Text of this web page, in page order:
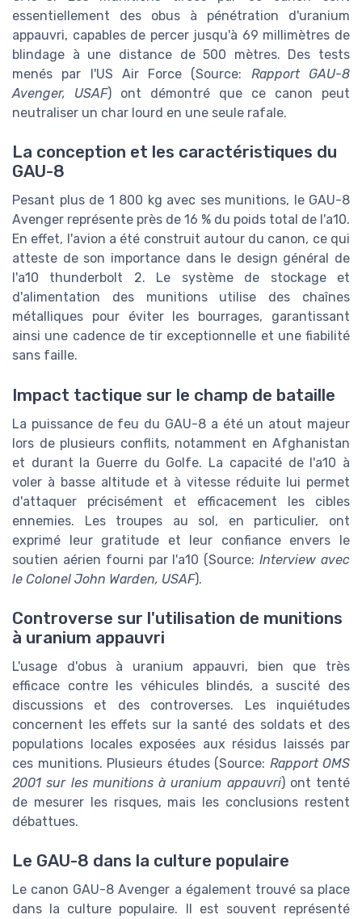
essentiellement des obus à pénétration d'uranium
appauvri, capables de percer jusqu'à 69 millimètres de
blindage à une distance de 500 mètres. Des tests
menés par l'US Air Force (Source: Rapport GAU-8
Avenger, USAF) ont démontré que ce canon peut
neutraliser un char lourd en une seule rafale.
La conception et les caractéristiques du
GAU-8
Pesant plus de 1 800 kg avec ses munitions, le GAU-8
Avenger représente près de 16 % du poids total de l'a10.
En effet, l'avion a été construit autour du canon, ce qui
atteste de son importance dans le design général de
l'a10 thunderbolt 2. Le système de stockage et
d'alimentation des munitions utilise des chaînes
métalliques pour éviter les bourrages, garantissant
ainsi une cadence de tir exceptionnelle et une fiabilité
sans faille.
Impact tactique sur le champ de bataille
La puissance de feu du GAU-8 a été un atout majeur
lors de plusieurs conflits, notamment en Afghanistan
et durant la Guerre du Golfe. La capacité de l'a10 à
voler à basse altitude et à vitesse réduite lui permet
d'attaquer précisément et efficacement les cibles
ennemies. Les troupes au sol, en particulier, ont
exprimé leur gratitude et leur confiance envers le
soutien aérien fourni par l'a10 (Source:Interview avec
le Colonel John Warden, USAF).
Controverse sur l'utilisation de munitions
à uranium appauvri
L'usage d'obus à uranium appauvri, bien que très
efficace contre les véhicules blindés, a suscité des
discussions et des controverses. Les inquiétudes
concernent les effets sur la santé des soldats et des
populations locales exposées aux résidus laissés par
ces munitions. Plusieurs études (Source: Rapport OMS
2001 sur les munitions à uranium appauvri) ont tenté
de mesurer les risques, mais les conclusions restent
débattues.
Le GAU-8 dans la culture populaire
Le canon GAU-8 Avenger a également trouvé sa place
dans la culture populaire. Il est souvent représenté